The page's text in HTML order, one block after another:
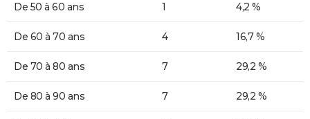
De 50 à 60 ans 1 4,2 %
De 60 à 70 ans 4 16,7 %
De 70 à 80 ans 7 29,2 %
De 80 à 90 ans 7 29,2 %